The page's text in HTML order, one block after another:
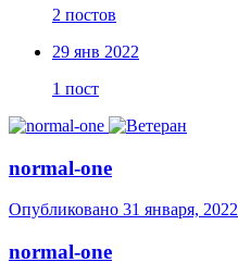
2 постов
29 янв 2022
1 пост
normal-one
Опубликовано 31 января, 2022
normal-one